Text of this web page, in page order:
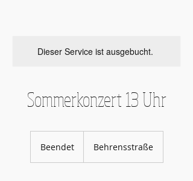
Dieser Service ist ausgebucht.
Sommerkonzert 13 Uhr
BeendetB
Behrensstraße